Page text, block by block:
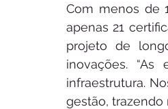
Com menos de
apenas 21
projeto de
inovações. “As
infraestrutura.
gestão, trazendo